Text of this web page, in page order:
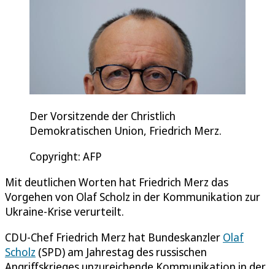
Der Vorsitzende der Christlich
Demokratischen Union, Friedrich Merz.
Copyright: AFP
Mit deutlichen Worten hat Friedrich Merz das
Vorgehen von Olaf Scholz in der Kommunikation zur
Ukraine-Krise verurteilt.
CDU-Chef Friedrich Merz hat Bundeskanzler Olaf
Scholz (SPD) am Jahrestag des russischen